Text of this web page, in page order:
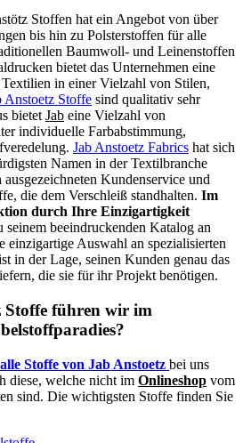
Stoffen hat ein Angebot von über
bis hin zu Polsterstoffen für alle
Baumwoll- und Leinenstoffen
bietet das Unternehmen eine
in einer Vielzahl von Stilen,
Anstoetz Stoffe sind qualitativ sehr
bietet Jab eine Vielzahl von
individuelle Farbabstimmung,
Jab Anstoetz Fabrics hat sich
Namen in der Textilbranche
Kundenservice und
die dem Verschleiß standhalten. Im
durch Ihre Einzigartigkeit
seinem beeindruckenden Katalog an
einzigartige Auswahl an spezialisierten
in der Lage, seinen Kunden genau das
die sie für ihr Projekt benötigen.
Stoffe führen wir im
alle Stoffe von Jab Anstoetz bei uns
diese, welche nicht im Onlineshop vom
sind. Die wichtigsten Stoffe finden Sie